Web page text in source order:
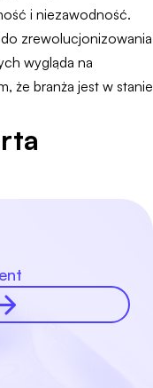
i niezawodność.
zrewolucjonizowania
wygląda na
że branża jest w stanie